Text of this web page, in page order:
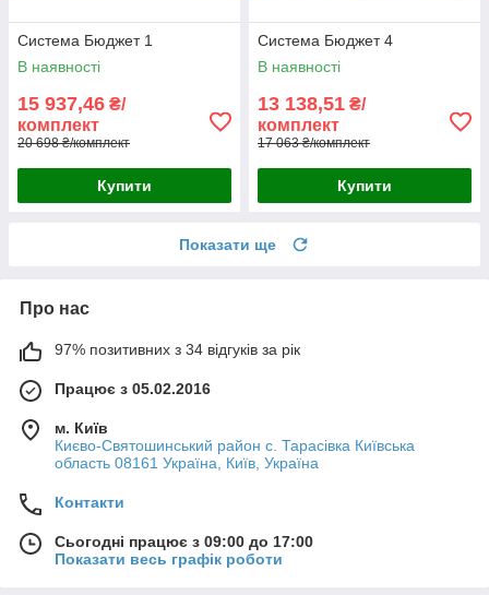
Система Бюджет 1
В наявності
15 937,46 ₴/
комплект
20 698 ₴/комплект
Купити
Система Бюджет 4
В наявності
13 138,51 ₴/
комплект
17 063 ₴/комплект
Купити
Показати ще
Про нас
97% позитивних з 34 відгуків за рік
Працює з 05.02.2016
м. Київ
Києво-Святошинський район с. Тарасівка Київська
область 08161 Україна, Київ, Україна
Контакти
Сьогодні працює з 09:00 до 17:00
Показати весь графік роботи